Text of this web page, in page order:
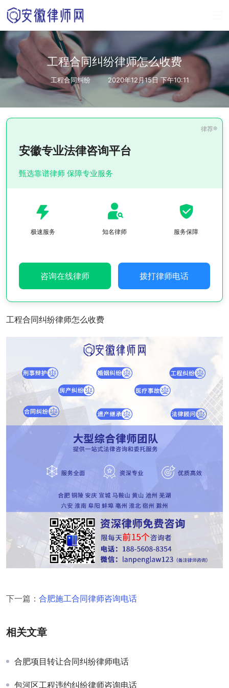
工程合同纠纷律师怎么收费
工程合同纠纷 2020年12月15日 下午10:11
安徽专业法律咨询平台
甄选靠谱律师 保障专业服务
极速服务 知名律师 服务保障
咨询在线律师 拨打律师电话
工程合同纠纷律师怎么收费
下一篇： 合肥施工合同律师咨询电话
相关文章
合肥项目转让合同纠纷律师电话
包河区工程违约纠纷律师咨询电话